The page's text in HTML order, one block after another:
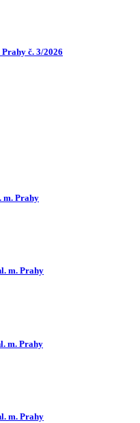
č. 3/2026
m. Prahy
m. Prahy
m. Prahy
m. Prahy